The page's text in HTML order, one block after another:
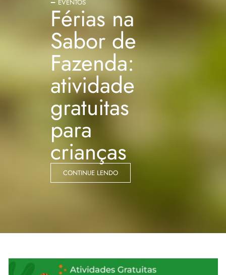
EVENTOS
Férias na
Sabor de
Fazenda:
atividade
gratuitas
para
crianças
CONTINUE LENDO